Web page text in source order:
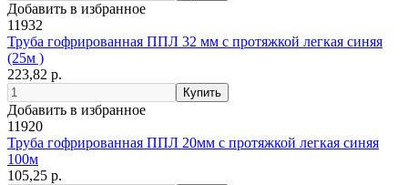
Добавить в избранное
11932
Труба гофрированная ППЛ 32 мм с протяжкой легкая синяя
(25м )
223,82 р.
Добавить в избранное
11920
Труба гофрированная ППЛ 20мм с протяжкой легкая синяя
100м
105,25 р.